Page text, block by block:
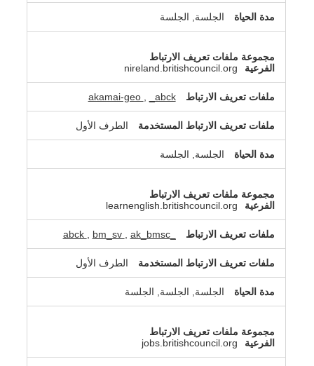
الجلسة, الجلسة
nireland.britishcouncil.org
akamai-geo _abck
الطرف الأول
الجلسة, الجلسة
learnenglish.britishcouncil.org
_abck
bm_sv ak_bmsc
الطرف الأول
الجلسة, الجلسة, الجلسة
jobs.britishcouncil.org